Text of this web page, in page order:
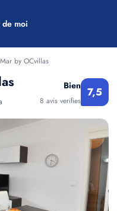
moi
by OCvillas
Bien
8 avis verifies
7,5